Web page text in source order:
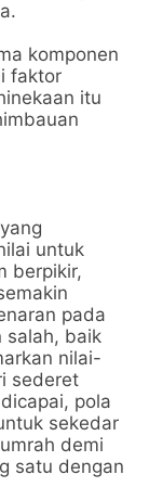
komponen
faktor
itu
untuk
berpikir,
pada
salah, baik
nilai-
sederet
pola
sekedar
demi
satu dengan